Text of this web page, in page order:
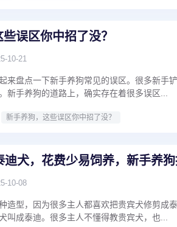
误区你中招了没？
10-21
来盘点一下新手养狗常见的误区。很多新手
新手养狗的道路上，确实存在着很多误区...
新手养狗，这些误区你中招了没？
迪犬，花费少易饲养，新手养
10-08
造型，因为很多主人都喜欢把贵宾犬修剪成
叫成泰迪。很多主人不懂得教贵宾犬，也...